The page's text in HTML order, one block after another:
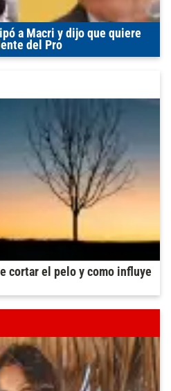
a Macri y dijo que quiere
del Pro
cortar el pelo y como influye